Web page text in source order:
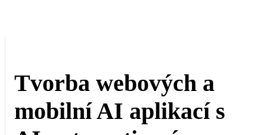
Tvorba webových a
mobilní AI aplikací s